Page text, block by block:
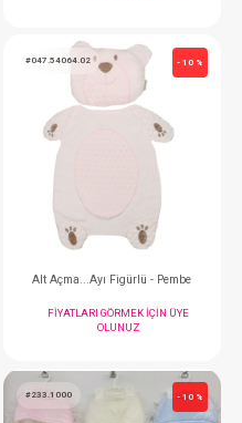
Kundak...Kabartmalı
FIYATLARI